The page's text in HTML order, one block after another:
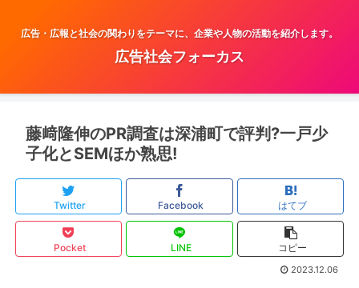
広告・広報と社会の関わりをテーマに、企業や人物の活動を紹介します。
広告社会フォーカス
藤﨑隆伸のPR調査は深浦町で評判?一戸少
子化とSEMほか熟思!
Twitter Facebook はてブ
Pocket LINE コピー
2023.12.06